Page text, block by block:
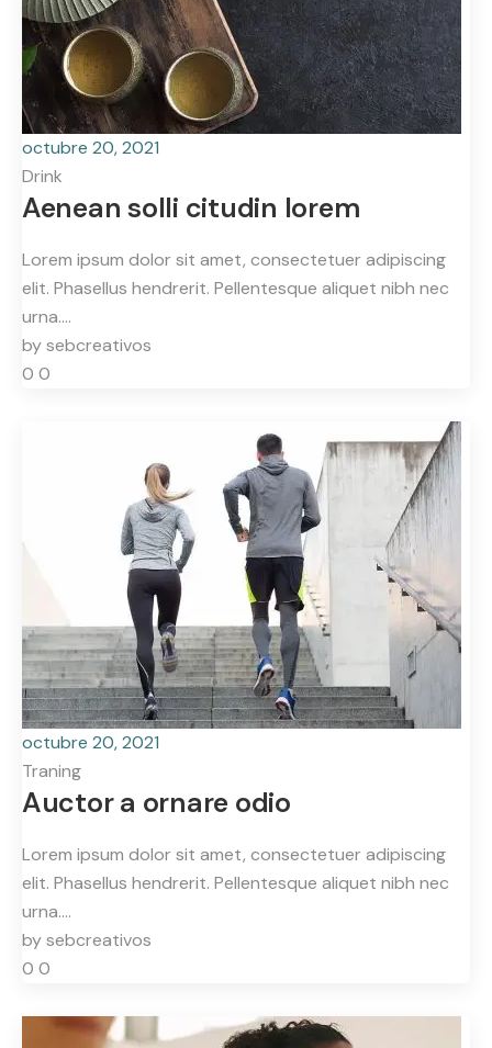
octubre 20, 2021
Drink
Aenean solli citudin lorem
Lorem ipsum dolor sit amet, consectetuer adipiscing
elit. Phasellus hendrerit. Pellentesque aliquet nibh nec
urna.…
bysebcreativos
0 0
octubre 20, 2021
Traning
Auctor a ornare odio
Lorem ipsum dolor sit amet, consectetuer adipiscing
elit. Phasellus hendrerit. Pellentesque aliquet nibh nec
urna.…
bysebcreativos
0 0